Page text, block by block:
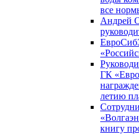
все
Андрей
ГК
летию
книгу